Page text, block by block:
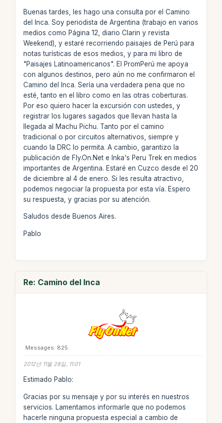
Buenas tardes, les hago una consulta por el Camino
del Inca. Soy periodista de Argentina (trabajo en varios
medios como Página 12, diario Clarin y revista
Weekend), y estaré recorriendo paisajes de Perú para
notas turísticas de esos medios, y para mi libro de
"Paisajes Latinoamericanos". El PromPerú me apoya
con algunos destinos, pero aún no me confirmaron el
Camino del Inca. Sería una verdadera pena que no
esté, tanto en el libro como en las otras coberturas.
Por eso quiero hacer la excursión con ustedes, y
registrar los lugares sagados que llevan hasta la
llegada al Machu Pichu. Tanto por el camino
tradicional o por circuitos alternativos, siempre y
cuando la DRC lo permita. A cambio, garantizo la
publicación de Fly.On.Net e Inka's Peru Trek en medios
importantes de Argentina. Estaré en Cuzco desde el 20
de diciembre al 4 de enero. Si les resulta atractivo,
podemos negociar la propuesta por esta vía. Espero
su respuesta, y gracias por su atención.
Saludos desde Buenos Aires.
Pablo
Re: Camino del Inca
Messages: 825
2012년 11월 28일, 11:01
Estimado Pablo:
Gracias por su mensaje y por su interés en nuestros
servicios. Lamentamos informarle que no podemos
hacerle ninguna propuesta especial a cambio de